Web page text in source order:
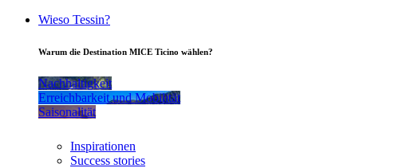
Wieso Tessin?
Warum die Destination MICE Ticino wählen?
Nachhaltigkeit
Erreichbarkeit und Mobilität
Saisonalität
Inspirationen
Success stories